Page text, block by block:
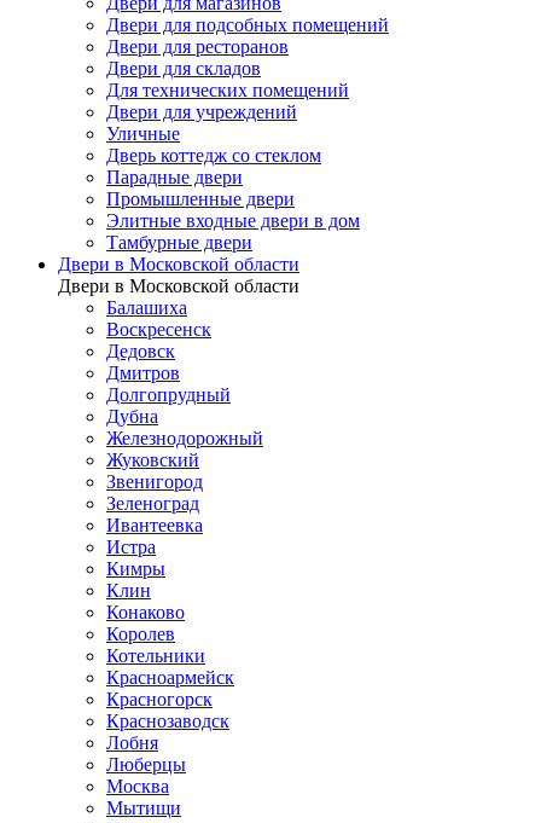
Двери для подсобных помещений
Двери для ресторанов
Двери для складов
Для технических помещений
Двери для учреждений
Уличные
Дверь коттедж со стеклом
Парадные двери
Промышленные двери
Элитные входные двери в дом
Тамбурные двери
Двери в Московской области
Двери в Московской области
Балашиха
Воскресенск
Дедовск
Дмитров
Долгопрудный
Дубна
Железнодорожный
Жуковский
Звенигород
Зеленоград
Ивантеевка
Истра
Кимры
Клин
Конаково
Королев
Котельники
Красноармейск
Красногорск
Краснозаводск
Лобня
Люберцы
Москва
Мытищи